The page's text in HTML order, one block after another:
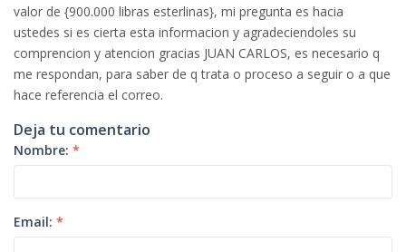
valor de {900.000 libras esterlinas}, mi pregunta es hacia
ustedes si es cierta esta informacion y agradeciendoles su
comprencion y atencion gracias JUAN CARLOS, es necesario q
me respondan, para saber de q trata o proceso a seguir o a que
hace referencia el correo.
Deja tu comentario
Nombre: *
Email: *